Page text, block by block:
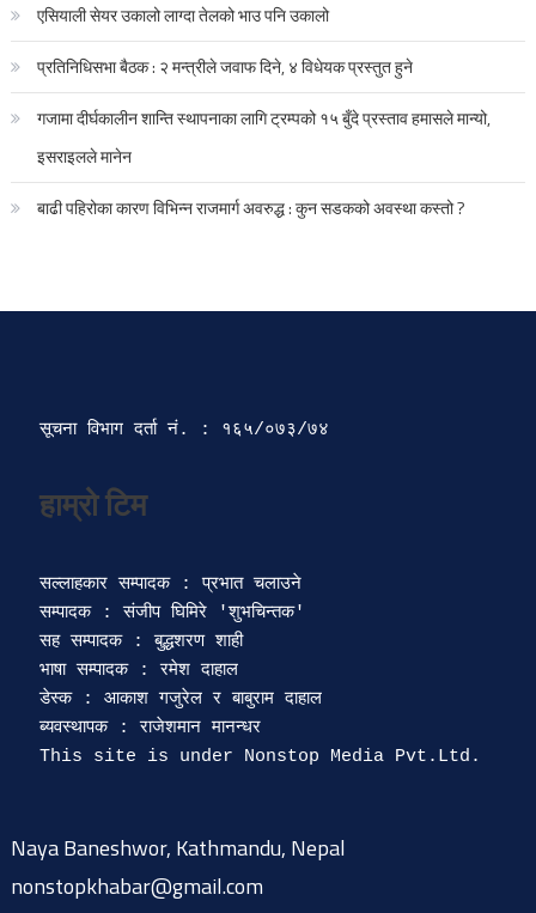
एसियाली सेयर उकालो लाग्दा तेलको भाउ पनि उकालो
प्रतिनिधिसभा बैठक : २ मन्त्रीले जवाफ दिने, ४ विधेयक प्रस्तुत हुने
गजामा दीर्घकालीन शान्ति स्थापनाका लागि ट्रम्पको १५ बुँदे प्रस्ताव हमासले मान्यो,
इसराइलले मानेन
बाढी पहिरोका कारण विभिन्न राजमार्ग अवरुद्ध : कुन सडकको अवस्था कस्तो ?
सूचना विभाग दर्ता‍ नं. : १६५/०७३/७४
हाम्रो टिम
सल्लाहकार सम्पादक : प्रभात चलाउने
सम्पादक : संजीप घिमिरे 'शुभचिन्तक'
सह सम्पादक : बुद्धशरण शाही
भाषा सम्पादक : रमेश दाहाल
डेस्क : आकाश गजुरेल र बाबुराम दाहाल
ब्यवस्थापक : राजेशमान मानन्धर
Naya Baneshwor, Kathmandu, Nepal
nonstopkhabar@gmail.com